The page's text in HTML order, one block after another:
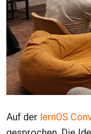
Auf der lernOS